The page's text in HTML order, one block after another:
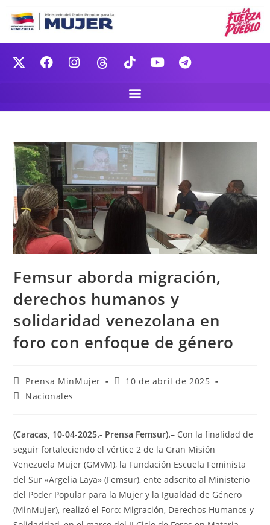
‎Femsur aborda migración,
derechos humanos y
solidaridad venezolana en
foro con enfoque de género
Prensa MinMujer
10 de abril de 2025
Nacionales
(Caracas, 10-04-2025.- Prensa Femsur).– Con la finalidad de
seguir fortaleciendo el vértice 2 de la Gran Misión
Venezuela Mujer (GMVM), la Fundación Escuela Feminista
del Sur «Argelia Laya» (Femsur), ente adscrito al Ministerio
del Poder Popular para la Mujer y la Igualdad de Género
(MinMujer), realizó el Foro: Migración, Derechos Humanos y